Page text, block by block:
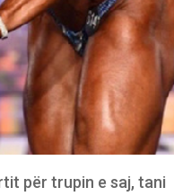
për trupin e saj, tani